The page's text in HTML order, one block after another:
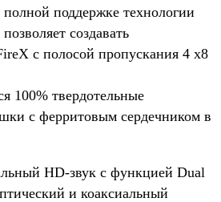
поддержке технологии
создавать
с полосой пропускания 4 x8
100% твердотельные
с ферритовым сердечником в
HD-звук с функцией Dual
и коаксиальный